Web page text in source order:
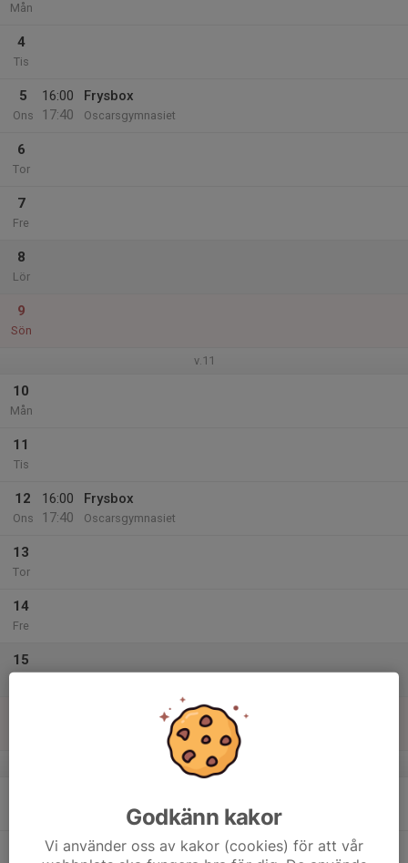
Mån
4
Tis
5
Ons
16:00
17:40
Frysbox
Oscarsgymnasiet
6
Tor
7
Fre
8
Lör
9
Sön
v.11
10
Mån
11
Tis
12
Ons
16:00
17:40
Frysbox
Oscarsgymnasiet
13
Tor
14
Fre
15
v.12
Godkänn kakor
Vi använder oss av kakor (cookies) för att vår